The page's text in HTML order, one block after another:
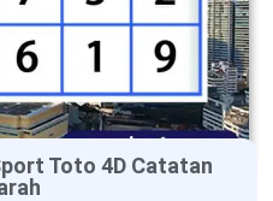
Toto 4D Catatan